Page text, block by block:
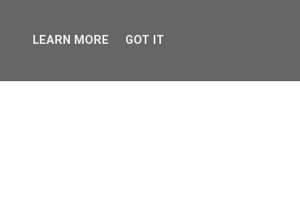
LEARN MORE GOT IT